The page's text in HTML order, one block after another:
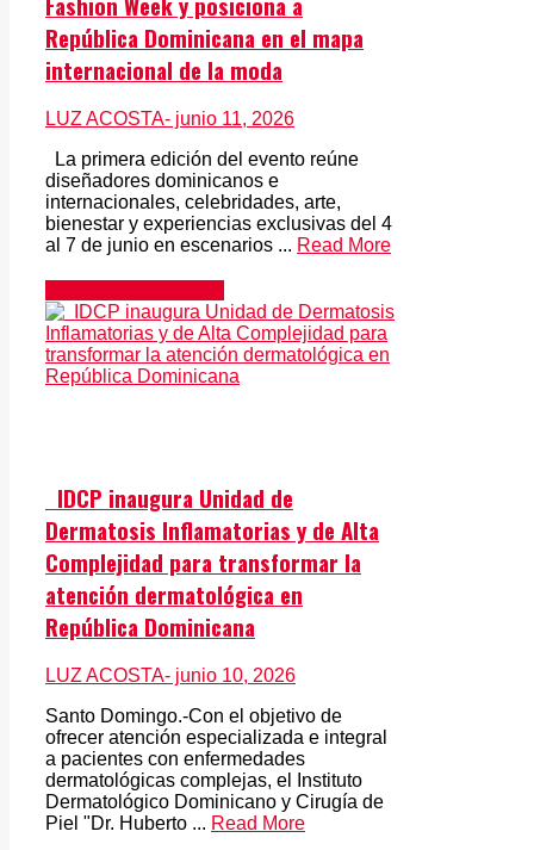
República Dominicana en el mapa
internacional de la moda
LUZ ACOSTA- junio 11, 2026
La primera edición del evento reúne
diseñadores dominicanos e
internacionales, celebridades, arte,
bienestar y experiencias exclusivas del 4
al 7 de junio en escenarios ... Read More
IDCP inaugura Unidad de
Dermatosis Inflamatorias y de Alta
Complejidad para transformar la
atención dermatológica en
República Dominicana
LUZ ACOSTA- junio 10, 2026
Santo Domingo.-Con el objetivo de
ofrecer atención especializada e integral
a pacientes con enfermedades
dermatológicas complejas, el Instituto
Dermatológico Dominicano y Cirugía de
Piel "Dr. Huberto ... Read More